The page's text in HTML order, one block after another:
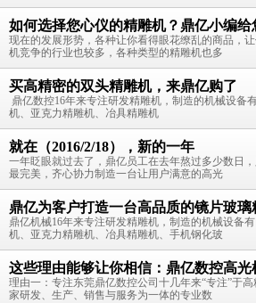
如何选择您心仪的精雕机？鼎亿小编给
现在的发展形势，各种让你看得眼花缭乱的商品，
机竞争的行业也较多，各种类型的精雕机也多
买高精密的双头精雕机，来鼎亿购了
鼎亿数控16年来专注研发精雕机，制造的机械设备
机、亚克力精雕机、冶具精雕机
就在（2016/2/18），新的一年
一年眨眼就过去了，鼎亿员工在去年熬过多少数日
最完美，齐心协力制造一台让用户满意的高光
鼎亿为客户打造一台高品质的镜片玻璃
鼎亿机械16年来专注研发精雕机，制造的机械设备
机、亚克力精雕机、冶具精雕机、手机钢化玻
这些理由能够让你相信：鼎亿数控高光
理由一：专注东莞鼎亿数控公司十几年来“专注”于
家研发、生产、销售与服务为一体的专业数